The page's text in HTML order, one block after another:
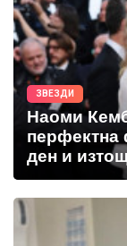
ЗВЕЗДИ
Наоми
перфектна
ден и